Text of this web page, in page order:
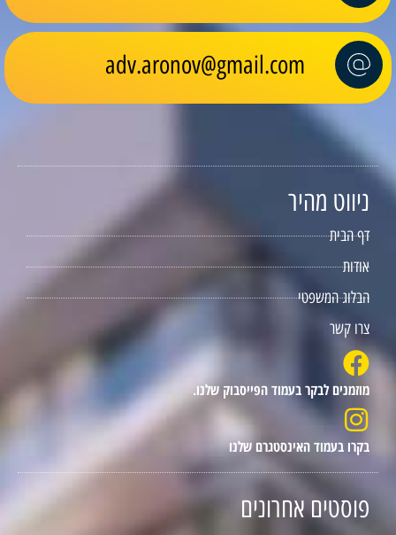
adv.aronov@gmail.com
ניווט מהיר
דף הבית
אודות
הבלוג המשפטי
צרו קשר
מוזמנים לבקר בעמוד הפייסבוק שלנו.
בקרו בעמוד האינסטגרם שלנו
פוסטים אחרונים